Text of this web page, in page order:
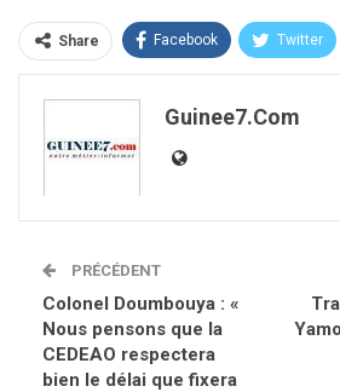
Share Facebook Twitter
Guinee7.com
PRÉCÉDENT
Colonel Doumbouya : «
Nous pensons que la
CEDEAO respectera
bien le délai que fixera